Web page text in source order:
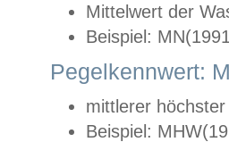
Mittelwert der
Beispiel:
Pegelkennwert:
mittlerer
Beispiel: